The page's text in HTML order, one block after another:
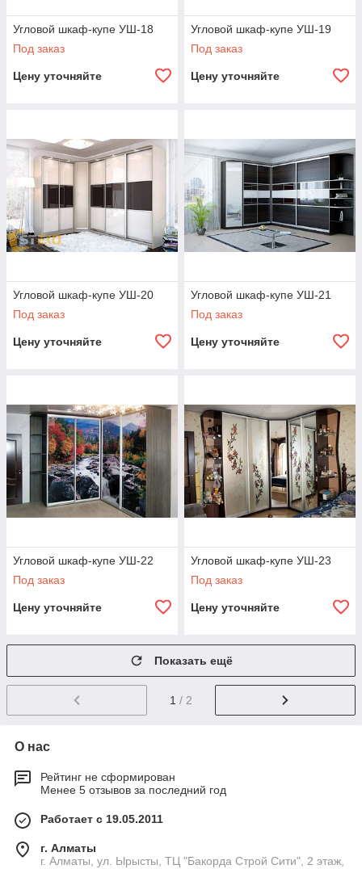
Угловой шкаф-купе УШ-18
Под заказ
Цену уточняйте
Угловой шкаф-купе УШ-19
Под заказ
Цену уточняйте
Угловой шкаф-купе УШ-20
Под заказ
Цену уточняйте
Угловой шкаф-купе УШ-21
Под заказ
Цену уточняйте
Угловой шкаф-купе УШ-22
Под заказ
Цену уточняйте
Угловой шкаф-купе УШ-23
Под заказ
Цену уточняйте
Показать ещё
1 / 2
О нас
Рейтинг не сформирован
Менее 5 отзывов за последний год
Работает с 19.05.2011
г. Алматы
г. Алматы, ул. Ырысты, ТЦ "Бакорда Строй Сити", 2 этаж,